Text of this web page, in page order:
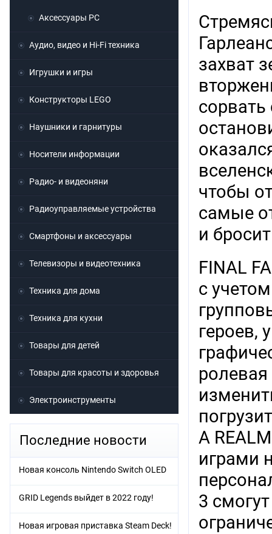
захват
чтобы
самые
и
FINAL
с
героев,
A
играми
3
Аксессуары PC
Аудио, видео и Hi-Fi техника
Игрушки и игры
Конструкторы LEGO
Наушники и гарнитуры
Носители информации
Радио- и видеоняни
Радиоуправляемые устройства
Смартфоны и аксессуары
Телевизоры и видеотехника
Техника для дома
Техника для кухни
Товары для детей
Товары для красоты и здоровья
Электроинструменты
Последние новости
Новая консоль Nintendo Switch OLED
GRID Legends выйдет в 2022 году!
Новая игровая приставка Steam Deck!